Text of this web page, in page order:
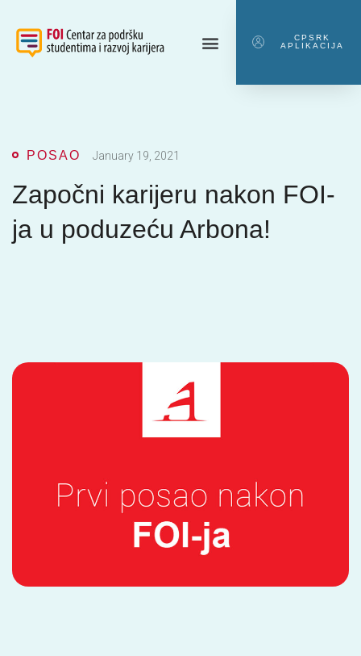
CPSRK
APLIKACIJA
POSAO January 19, 2021
Započni karijeru nakon FOI-
ja u poduzeću Arbona!